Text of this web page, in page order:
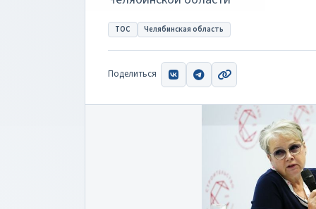
ТОС Челябинская область
Поделиться ВКонтакте
TelegramСкопировать